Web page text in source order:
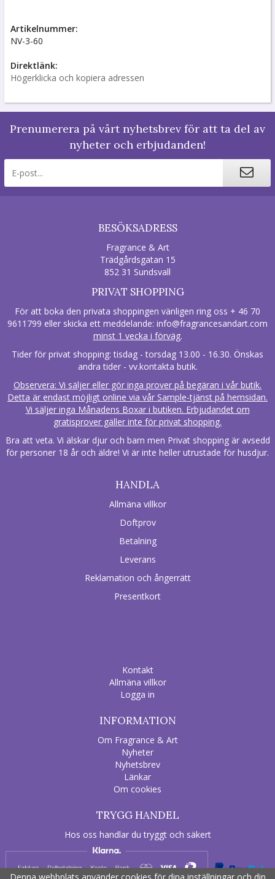
Artikelnummer:
NV-3-60
Direktlänk:
Högerklicka och kopiera adressen
Prenumerera på vårt nyhetsbrev för att ta del av
nyheter och erbjudanden!
BESÖKSADRESS
Fragrance & Art
Trädgårdsgatan 15
852 31 Sundsvall
PRIVAT SHOPPING
För att boka den privata shoppingen vänligen ring oss + 46 70
9611799 eller skicka ett meddelande: info@fragrancesandart.com
minst 1 vecka i förväg.
Tider för privat shopping: tisdag - torsdag 13.00 - 16.30. Önskas
andra tider - vv.kontakta butik.
Observera: Vi säljer eller gör inga prover på begäran i vår butik.
Detta är endast möjligt online via vår Sample-tjänst på hemsidan.
Vi säljer inga Månadens Boxar i butiken. Erbjudandet om
gratisprover gäller inte för privat shopping.
Bra att veta. Vi älskar djur och barn men Privat shopping är avsedd
för personer 18 år och äldre! Vi är inte heller utrustade för husdjur.
HANDLA
Allmäna villkor
Doftprov
Betalning
Leverans
Reklamation och ångerrätt
Presentkort
Kontakt
Allmäna villkor
Logga in
INFORMATION
Om Fragrance & Art
Nyheter
Nyhetsbrev
Länkar
Om cookies
TRYGG HANDEL
Hos oss handlar du tryggt och säkert